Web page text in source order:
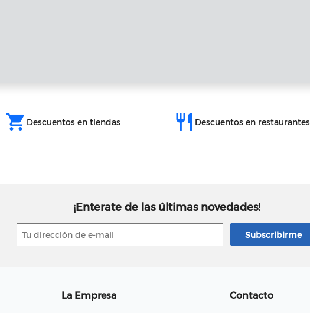
shopping_cart Descuentos en tiendas restaurant Descuentos en restaurantes
¡Enterate de las últimas novedades!
La Empresa Contacto